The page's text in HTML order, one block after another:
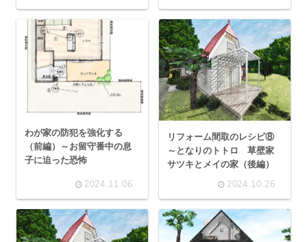
わが家の防犯を強化する
（前編）～お留守番中の息
子に迫った恐怖
2024.11.06
リフォーム間取のレシピ⑧
～となりのトトロ 草壁家
サツキとメイの家（後編）
2024.10.26